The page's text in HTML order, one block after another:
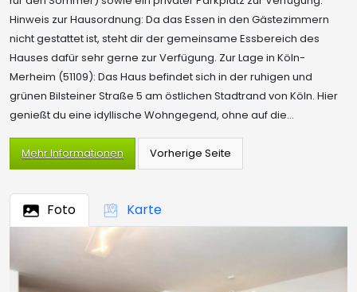
Hinweis zur Hausordnung: Da das Essen in den Gästezimmern
nicht gestattet ist, steht dir der gemeinsame Essbereich des
Hauses dafür sehr gerne zur Verfügung. Zur Lage in Köln-
Merheim (51109): Das Haus befindet sich in der ruhigen und
grünen Bilsteiner Straße 5 am östlichen Stadtrand von Köln. Hier
genießt du eine idyllische Wohngegend, ohne auf die...
Mehr Informationen
Foto Karte